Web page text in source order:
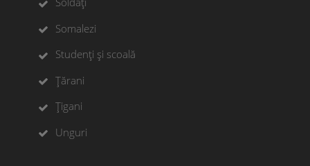
Somalezi
Studenți și scoală
Țărani
Țigani
Unguri